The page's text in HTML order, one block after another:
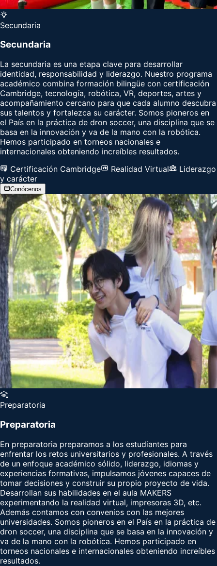
Secundaria
Secundaria
La secundaria es una etapa clave para desarrollar
identidad, responsabilidad y liderazgo. Nuestro programa
académico combina formación bilingüe con certificación
Cambridge, tecnología, robótica, VR, deportes, artes y
acompañamiento cercano para que cada alumno descubra
sus talentos y fortalezca su carácter. Somos pioneros en
el País en la práctica de dron soccer, una disciplina que se
basa en la innovación y va de la mano con la robótica.
Hemos participado en torneos nacionales e
internacionales obteniendo increíbles resultados.
Certificación Cambridge
Realidad Virtual
Liderazgo
y carácter
Conócenos
Preparatoria
Preparatoria
En preparatoria preparamos a los estudiantes para
enfrentar los retos universitarios y profesionales. A través
de un enfoque académico sólido, liderazgo, idiomas y
experiencias formativas, impulsamos jóvenes capaces de
tomar decisiones y construir su propio proyecto de vida.
Desarrollan sus habilidades en el aula MAKERS
experimentando la realidad virtual, impresoras 3D, etc.
Además contamos con convenios con las mejores
universidades. Somos pioneros en el País en la práctica de
dron soccer, una disciplina que se basa en la innovación y
va de la mano con la robótica. Hemos participado en
torneos nacionales e internacionales obteniendo increíbles
resultados.